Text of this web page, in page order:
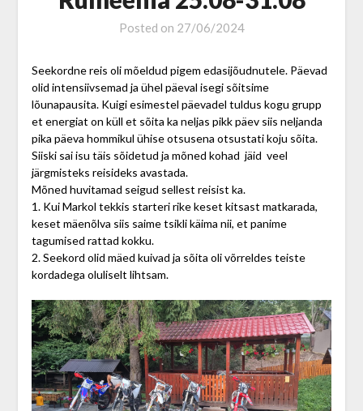
Posted on 27/06/2024
Seekordne reis oli mõeldud pigem edasijõudnutele. Päevad
olid intensiivsemad ja ühel päeval isegi sõitsime
lõunapausita. Kuigi esimestel päevadel tuldus kogu grupp
et energiat on küll et sõita ka neljas pikk päev siis neljanda
pika päeva hommikul ühise otsusena otsustati koju sõita.
Siiski sai isu täis sõidetud ja mõned kohad jäid veel
järgmisteks reisideks avastada.
Mõned huvitamad seigud sellest reisist ka.
1. Kui Markol tekkis starteri rike keset kitsast matkarada,
keset mäenõlva siis saime tsikli käima nii, et panime
tagumised rattad kokku.
2. Seekord olid mäed kuivad ja sõita oli võrreldes teiste
kordadega oluliselt lihtsam.